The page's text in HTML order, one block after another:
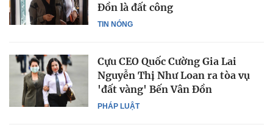
TIN NÓNG
Đồn là đất công
PHÁP LUẬT
Cựu CEO Quốc Cường Gia Lai
Nguyễn Thị Như Loan ra tòa vụ
'đất vàng' Bến Vân Đồn